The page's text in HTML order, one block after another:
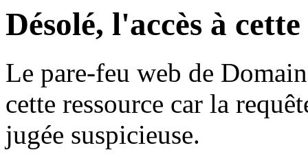
Désolé, l'accès à
Le pare-feu web de
cette ressource car la
jugée suspicieuse.